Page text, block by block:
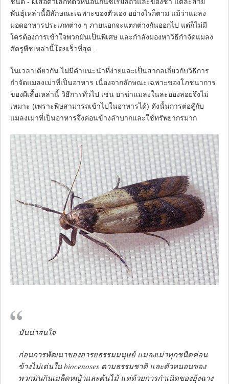
พันธุ์เหล่านี้มีลักษณะเฉพาะของตัวเอง อย่างไรก็ตาม แม้ว่าแมลง
มอดอาหารประเภทต่าง ๆ ภายนอกจะแตกต่างกันออกไป แต่ก็ไม่มี
ใครต้องการเข้าใจพวกมันเป็นพิเศษ และกำลังมองหาวิธีกำจัดแมลง
ศัตรูพืชเหล่านี้โดยเร็วที่สุด .
ในเวลาเดียวกัน ไม่มีคำแนะนำที่ง่ายและเป็นสากลเกี่ยวกับวิธีการ
กำจัดแมลงเม่าที่เป็นอาหาร เนื่องจากลักษณะเฉพาะของโภชนาการ
ของผีเสื้อเหล่านี้ วิธีการทั่วไป เช่น ยาฆ่าแมลงในละอองลอยจึงไม่
เหมาะ (เพราะพิษสามารถเข้าไปในอาหารได้) ดังนั้นการต่อสู้กับ
แมลงเม่าที่เป็นอาหารจึงค่อนข้างลำบากและใช้ทรัพยากรมาก
มันน่าสนใจ
ก่อนการพัฒนาของอารยธรรมมนุษย์ แมลงเม่าทุกชนิดค่อน
ข้างไม่เด่นใน biocenoses ตามธรรมชาติ และตัวหนอนของ
พวกมันกินเมล็ดหญ้าและต้นไม้ แต่ด้วยการกำเนิดของยุ้งฉาง